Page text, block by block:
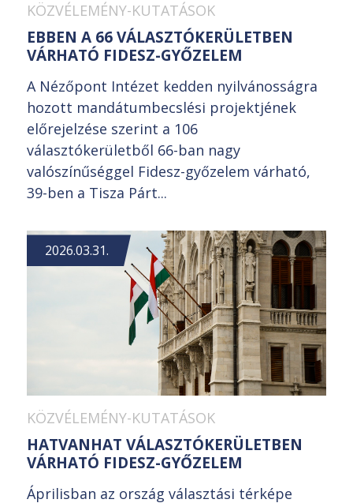
KÖZVÉLEMÉNY-KUTATÁSOK
EBBEN A 66 VÁLASZTÓKERÜLETBEN
VÁRHATÓ FIDESZ-GYŐZELEM
A Nézőpont Intézet kedden nyilvánosságra
hozott mandátumbecslési projektjének
előrejelzése szerint a 106
választókerületből 66-ban nagy
valószínűséggel Fidesz-győzelem várható,
39-ben a Tisza Párt...
2026.03.31.
KÖZVÉLEMÉNY-KUTATÁSOK
HATVANHAT VÁLASZTÓKERÜLETBEN
VÁRHATÓ FIDESZ-GYŐZELEM
Áprilisban az ország választási térképe